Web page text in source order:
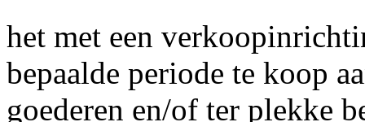
het met een
bepaalde periode te koop
goederen en/of ter plekke